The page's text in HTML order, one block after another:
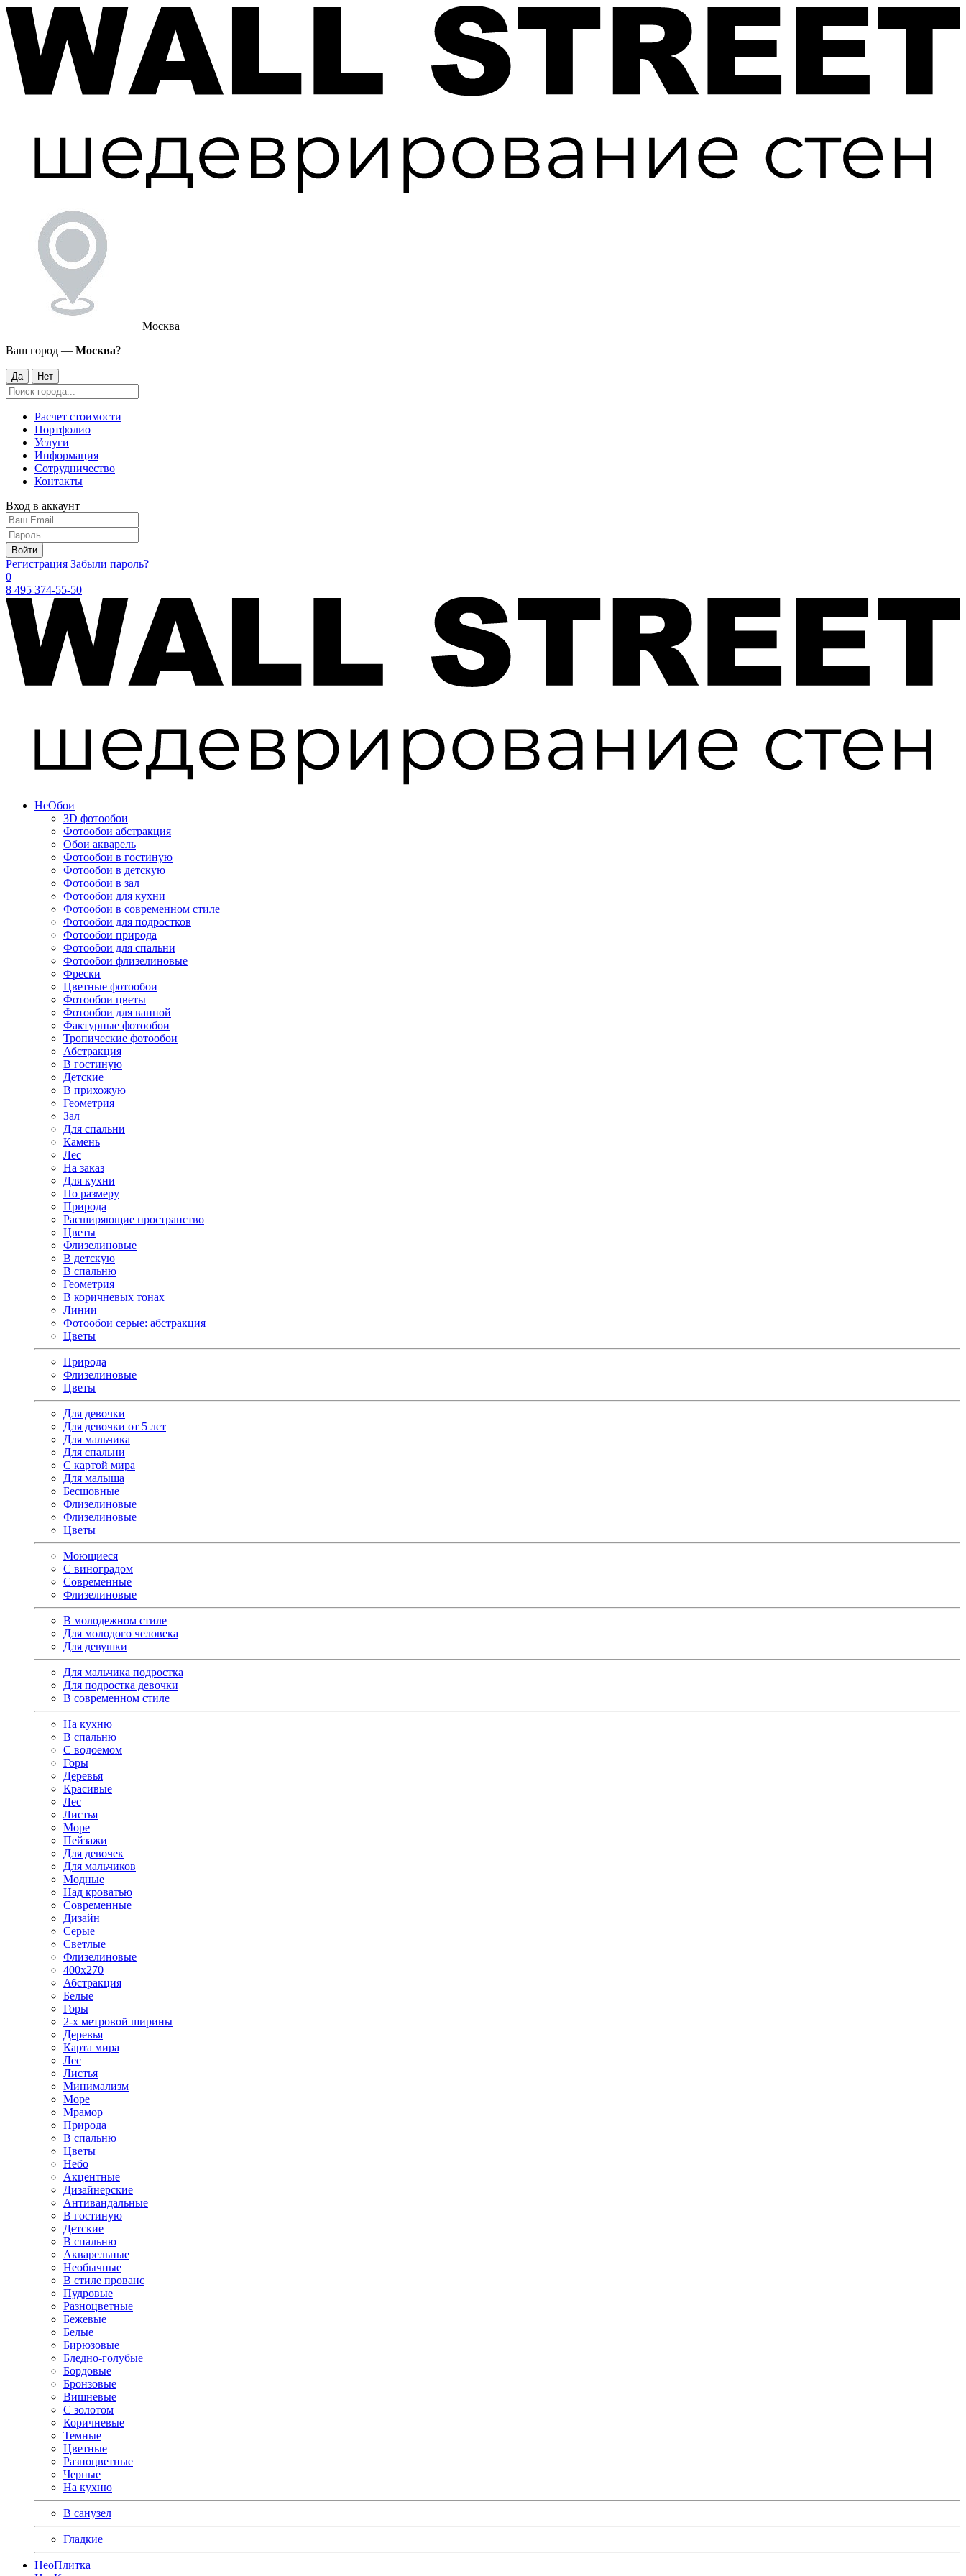
Москва
Ваш город — Москва?
Да Нет
Расчет стоимости
Портфолио
Услуги
Информация
Сотрудничество
Контакты
Вход в аккаунт
Войти
Регистрация Забыли пароль?
0
8 495 374-55-50
НеОбои
3D фотообои
Фотообои абстракция
Обои акварель
Фотообои в гостиную
Фотообои в детскую
Фотообои в зал
Фотообои для кухни
Фотообои в современном стиле
Фотообои для подростков
Фотообои природа
Фотообои для спальни
Фотообои флизелиновые
Фрески
Цветные фотообои
Фотообои цветы
Фотообои для ванной
Фактурные фотообои
Тропические фотообои
Абстракция
В гостиную
Детские
В прихожую
Геометрия
Зал
Для спальни
Камень
Лес
На заказ
Для кухни
По размеру
Природа
Расширяющие пространство
Цветы
Флизелиновые
В детскую
В спальню
Геометрия
В коричневых тонах
Линии
Фотообои серые: абстракция
Цветы
Природа
Флизелиновые
Цветы
Для девочки
Для девочки от 5 лет
Для мальчика
Для спальни
С картой мира
Для малыша
Бесшовные
Флизелиновые
Флизелиновые
Цветы
Моющиеся
С виноградом
Современные
Флизелиновые
В молодежном стиле
Для молодого человека
Для девушки
Для мальчика подростка
Для подростка девочки
В современном стиле
На кухню
В спальню
С водоемом
Горы
Деревья
Красивые
Лес
Листья
Море
Пейзажи
Для девочек
Для мальчиков
Модные
Над кроватью
Современные
Дизайн
Серые
Светлые
Флизелиновые
400х270
Абстракция
Белые
Горы
2-х метровой ширины
Деревья
Карта мира
Лес
Листья
Минимализм
Море
Мрамор
Природа
В спальню
Цветы
Небо
Акцентные
Дизайнерские
Антивандальные
В гостиную
Детские
В спальню
Акварельные
Необычные
В стиле прованс
Пудровые
Разноцветные
Бежевые
Белые
Бирюзовые
Бледно-голубые
Бордовые
Бронзовые
Вишневые
С золотом
Коричневые
Темные
Цветные
Разноцветные
Черные
На кухню
В санузел
Гладкие
НеоПлитка